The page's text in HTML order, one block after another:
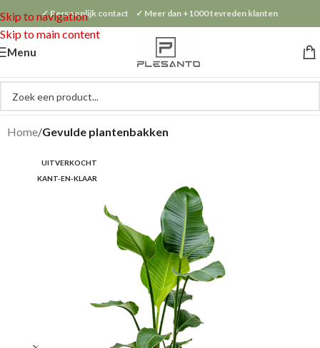
Skip to navigation
Skip to main content
✓ Persoonlijk contact ✓ Meer dan +1000 tevreden klanten
Menu
Home Gevulde plantenbakken
UITVERKOCHT
KANT-EN-KLAAR